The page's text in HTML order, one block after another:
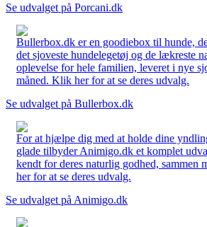
Se udvalget på Porcani.dk
Bullerbox.dk er en goodiebox til hunde,
det sjoveste hundelegetøj og de lækreste
oplevelse for hele familien, leveret i nye
måned. Klik her for at se deres udvalg.
Se udvalget på Bullerbox.dk
For at hjælpe dig med at holde dine
glade tilbyder Animigo.dk et komplet
kendt for deres naturlig godhed, sammen
her for at se deres udvalg.
Se udvalget på Animigo.dk